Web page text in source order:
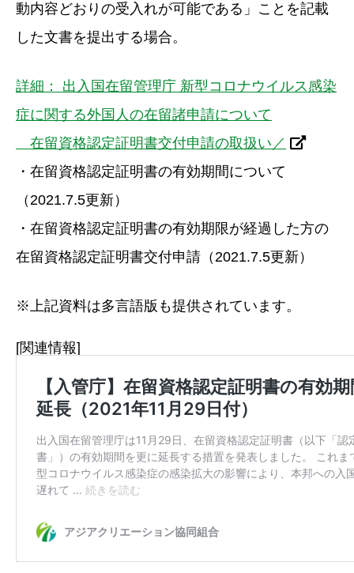
動内容どおりの受入れが可能である」ことを記載
した文書を提出する場合。
詳細： 出入国在留管理庁 新型コロナウイルス感染
症に関する外国人の在留諸申請について
在留資格認定証明書交付申請の取扱い／
・在留資格認定証明書の有効期間について
（2021.7.5更新）
・在留資格認定証明書の有効期限が経過した方の
在留資格認定証明書交付申請（2021.7.5更新）
※上記資料は多言語版も提供されています。
[関連情報]